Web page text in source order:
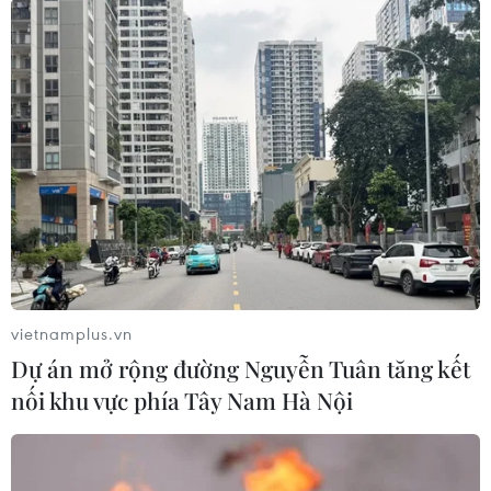
của giải Championship, theo dạng chuyển
nhượng tự do.
Đây là thông tin khá bất ngờ bởi Harrop đã có
màn trình diễn vô cùng ấn tượng ngay trong
ngày ra mắt đội 1 của Manchester United hồi
vietnamplus.vn
Dự án mở rộng đường Nguyễn Tuân tăng kết
nối khu vực phía Tây Nam Hà Nội